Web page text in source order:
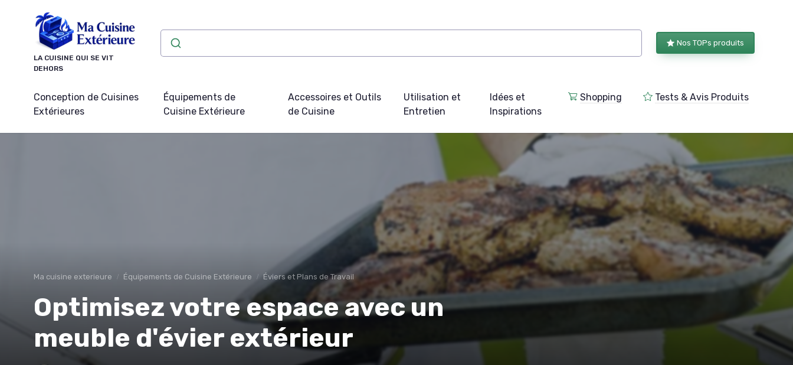
LA CUISINE QUI SE VIT
DEHORS
Nos TOPs produits
Conception de Cuisines
Extérieures
Équipements de
Cuisine Extérieure
Accessoires et Outils
de Cuisine
Utilisation et
Entretien
Idées et
Inspirations
Shopping Tests & Avis Produits
Ma cuisine exterieure Équipements de Cuisine Extérieure Éviers et Plans de Travail
Optimisez votre espace avec un
meuble d'évier extérieur